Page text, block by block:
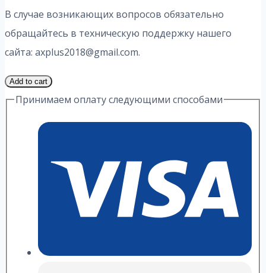
В случае возникающих вопросов обязательно
обращайтесь в техническую поддержку нашего
сайта: axplus2018@gmail.com.
1
Часть
quantity
Add to cart
Принимаем оплату следующими способами